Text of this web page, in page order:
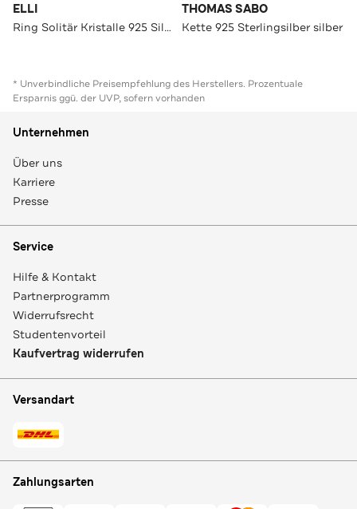
ELLI
Ring Solitär Kristalle 925 Silber vergoldet Grau
THOMAS SABO
Kette 925 Sterlingsilber silber
* Unverbindliche Preisempfehlung des Herstellers. Prozentuale
Ersparnis ggü. der UVP, sofern vorhanden
Unternehmen
Über uns
Karriere
Presse
Service
Hilfe & Kontakt
Partnerprogramm
Widerrufsrecht
Studentenvorteil
Kaufvertrag widerrufen
Versandart
Zahlungsarten